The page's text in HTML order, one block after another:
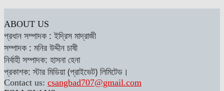
ABOUT US
প্রধান সম্পাদক : ইদ্রিস মাদ্রাজী
সম্পাদক : মনির উদ্দীন চাষী
নির্বাহী সম্পাদক: হাসনা হেনা
প্রকাশক: স্টার মিডিয়া (প্রাইভেট) লিমিটেড।
Contact us: csangbad707@gmail.com